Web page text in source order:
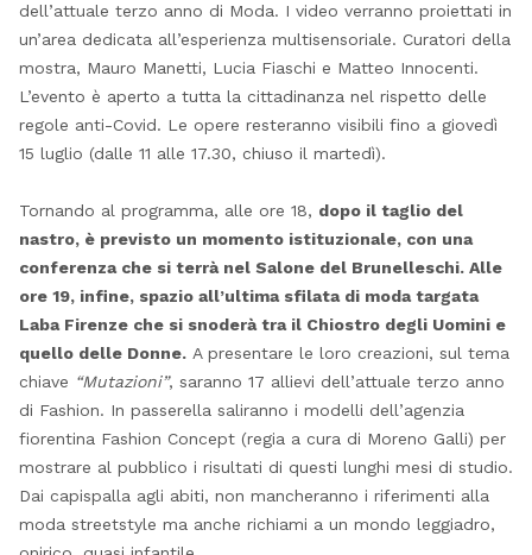
dell’attuale terzo anno di Moda. I video verranno proiettati in
un’area dedicata all’esperienza multisensoriale. Curatori della
mostra, Mauro Manetti, Lucia Fiaschi e Matteo Innocenti.
L’evento è aperto a tutta la cittadinanza nel rispetto delle
regole anti-Covid. Le opere resteranno visibili fino a giovedì
15 luglio (dalle 11 alle 17.30, chiuso il martedì).
Tornando al programma, alle ore 18, dopo il taglio del
nastro, è previsto un momento istituzionale, con una
conferenza che si terrà nel Salone del Brunelleschi. Alle
ore 19, infine, spazio all’ultima sfilata di moda targata
Laba Firenze che si snoderà tra il Chiostro degli Uomini e
quello delle Donne.A presentare le loro creazioni, sul tema
chiave “Mutazioni”, saranno 17 allievi dell’attuale terzo anno
di Fashion. In passerella saliranno i modelli dell’agenzia
fiorentina Fashion Concept (regia a cura di Moreno Galli) per
mostrare al pubblico i risultati di questi lunghi mesi di studio.
Dai capispalla agli abiti, non mancheranno i riferimenti alla
moda streetstyle ma anche richiami a un mondo leggiadro,